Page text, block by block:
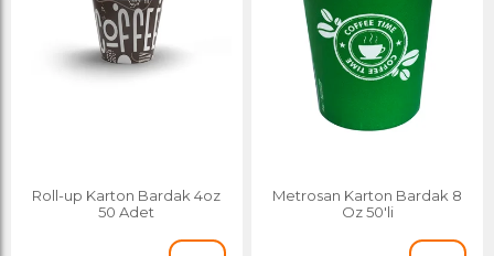
Roll-up Karton Bardak 4oz
50 Adet
Metrosan Karton Bardak 8
Oz 50'li